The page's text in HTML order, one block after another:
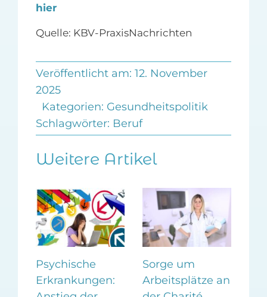
hier
Quelle: KBV-PraxisNachrichten
Veröffentlicht am: 12. November
2025
Kategorien: Gesundheitspolitik
Schlagwörter: Beruf
Weitere Artikel
Psychische
Erkrankungen:
Sorge um
Arbeitsplätze an